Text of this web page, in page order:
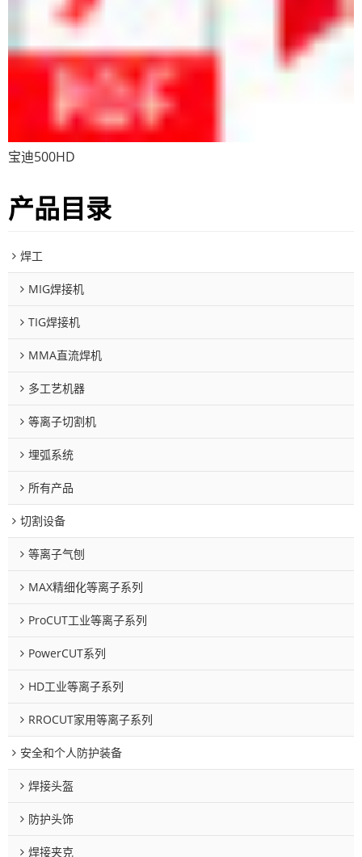
宝迪500HD
产品目录
焊工
MIG焊接机
TIG焊接机
MMA直流焊机
多工艺机器
等离子切割机
埋弧系统
所有产品
切割设备
等离子气刨
MAX精细化等离子系列
ProCUT工业等离子系列
PowerCUT系列
HD工业等离子系列
RROCUT家用等离子系列
安全和个人防护装备
焊接头盔
防护头饰
焊接夹克